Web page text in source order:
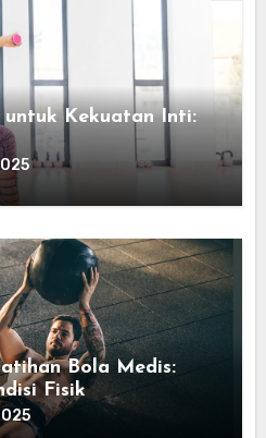
untuk Kekuatan Inti:
Bola Medis:
Fisik